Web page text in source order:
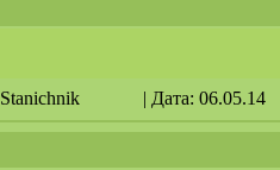
Stanichnik | Дата: 06.05.14